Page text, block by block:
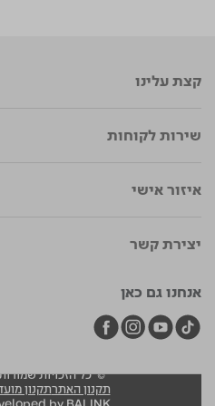
קצת עלינו
שירות לקוחות
איזור אישי
יצירת קשר
אנחנו גם כאן
© כל הזכויות שמורות
תקנון האתרתקנון